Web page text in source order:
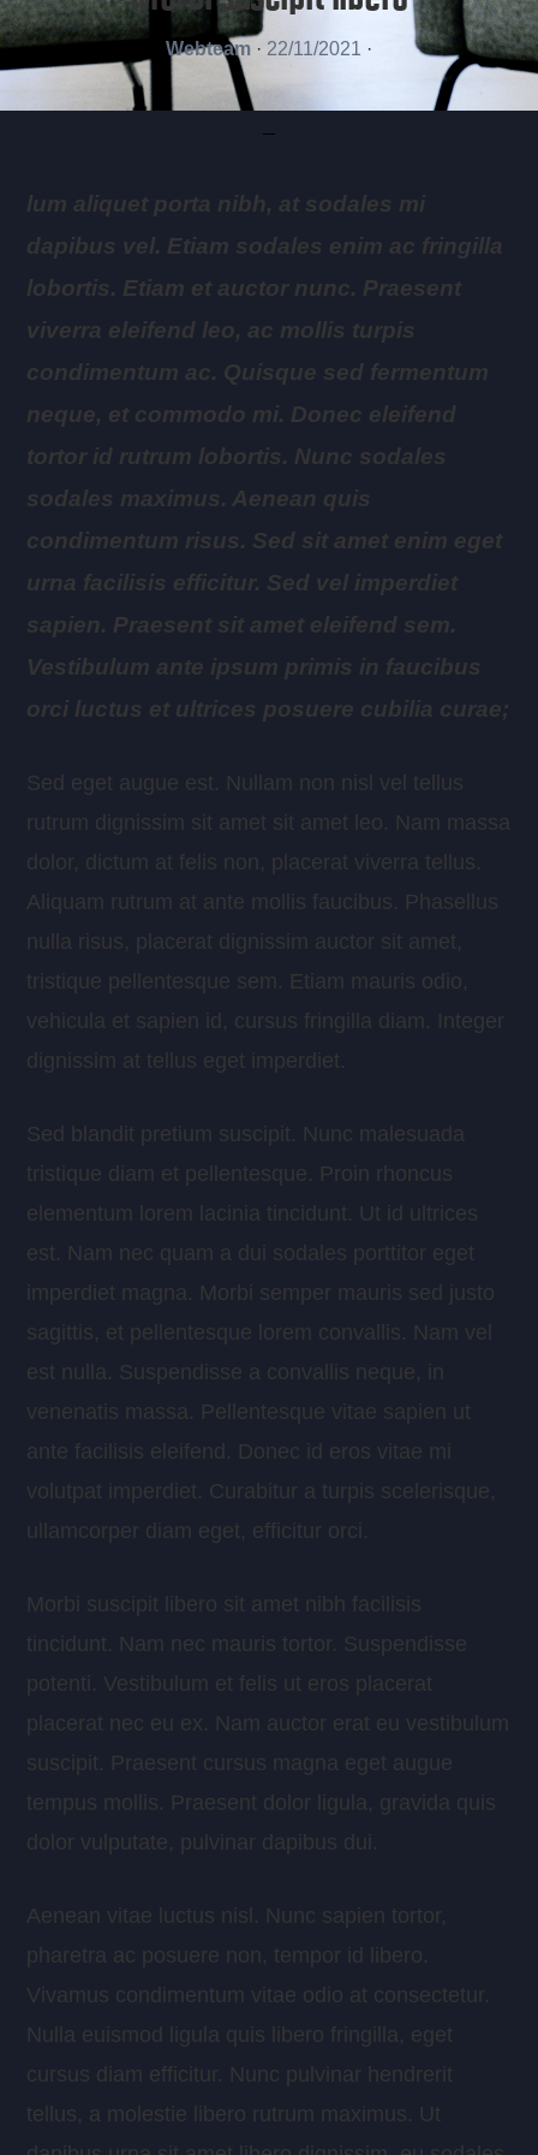
Webteam · 22/11/2021 ·
lum aliquet porta nibh, at sodales mi
dapibus vel. Etiam sodales enim ac fringilla
lobortis. Etiam et auctor nunc. Praesent
viverra eleifend leo, ac mollis turpis
condimentum ac. Quisque sed fermentum
neque, et commodo mi. Donec eleifend
tortor id rutrum lobortis. Nunc sodales
sodales maximus. Aenean quis
condimentum risus. Sed sit amet enim eget
urna facilisis efficitur. Sed vel imperdiet
sapien. Praesent sit amet eleifend sem.
Vestibulum ante ipsum primis in faucibus
orci luctus et ultrices posuere cubilia curae;
Sed eget augue est. Nullam non nisl vel tellus
rutrum dignissim sit amet sit amet leo. Nam massa
dolor, dictum at felis non, placerat viverra tellus.
Aliquam rutrum at ante mollis faucibus. Phasellus
nulla risus, placerat dignissim auctor sit amet,
tristique pellentesque sem. Etiam mauris odio,
vehicula et sapien id, cursus fringilla diam. Integer
dignissim at tellus eget imperdiet.
Sed blandit pretium suscipit. Nunc malesuada
tristique diam et pellentesque. Proin rhoncus
elementum lorem lacinia tincidunt. Ut id ultrices
est. Nam nec quam a dui sodales porttitor eget
imperdiet magna. Morbi semper mauris sed justo
sagittis, et pellentesque lorem convallis. Nam vel
est nulla. Suspendisse a convallis neque, in
venenatis massa. Pellentesque vitae sapien ut
ante facilisis eleifend. Donec id eros vitae mi
volutpat imperdiet. Curabitur a turpis scelerisque,
ullamcorper diam eget, efficitur orci.
Morbi suscipit libero sit amet nibh facilisis
tincidunt. Nam nec mauris tortor. Suspendisse
potenti. Vestibulum et felis ut eros placerat
placerat nec eu ex. Nam auctor erat eu vestibulum
suscipit. Praesent cursus magna eget augue
tempus mollis. Praesent dolor ligula, gravida quis
dolor vulputate, pulvinar dapibus dui.
Aenean vitae luctus nisl. Nunc sapien tortor,
pharetra ac posuere non, tempor id libero.
Vivamus condimentum vitae odio at consectetur.
Nulla euismod ligula quis libero fringilla, eget
cursus diam efficitur. Nunc pulvinar hendrerit
tellus, a molestie libero rutrum maximus. Ut